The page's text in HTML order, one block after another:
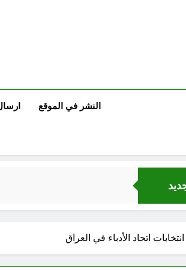
النشر في الموقع
انتخابات اتحاد الأدباء في العراق